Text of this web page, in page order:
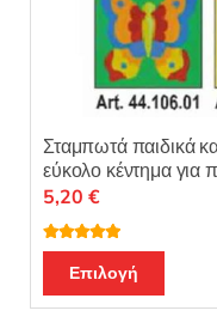
Σταμπωτά παιδικά
εύκολο κέντημα για
Βαθμολογή
θηκε με5.00
από 5
5,20 €
Επιλογή
το